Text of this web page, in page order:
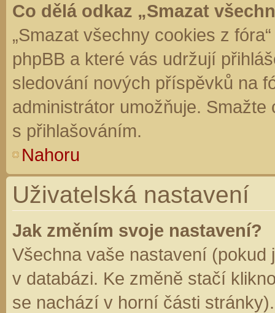
Co dělá odkaz „Smazat
„Smazat všechny cookies z
phpBB a které vás udržují
sledování nových příspěvků na
administrátor umožňuje.
s přihlašováním.
Nahoru
Uživatelská nastavení
Jak změním svoje nastavení?
Všechna vaše nastavení (pokud
v databázi. Ke změně stačí
se nachází v horní části